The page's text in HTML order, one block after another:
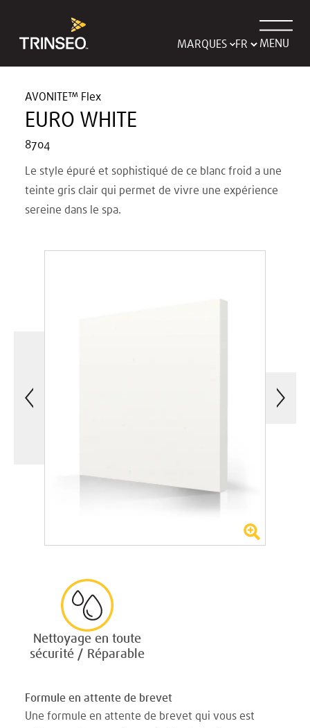
MARQUES MENU
AVONITE™ Flex
EURO WHITE
8704
Le style épuré et sophistiqué de ce blanc froid a une
teinte gris clair qui permet de vivre une expérience
sereine dans le spa.
Nettoyage en toute
sécurité / Réparable
Formule en attente de brevet
Une formule en attente de brevet qui vous est